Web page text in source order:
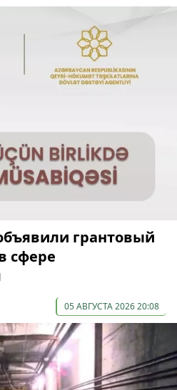
грантовый
сфере
05 АВГУСТА 2026 20:08